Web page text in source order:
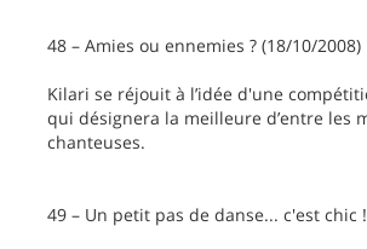
48 – Amies ou ennemies ? (18/10/2008)
Kilari se réjouit à l’idée d'une
qui désignera la meilleure d’entre les
chanteuses.
49 – Un petit pas de danse... c'est chic